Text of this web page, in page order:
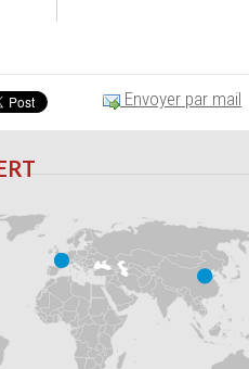
Envoyer par mail